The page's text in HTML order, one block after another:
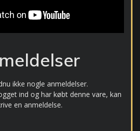
ikke nogle anmeldelser.
ind og har købt denne vare, kan
en anmeldelse.